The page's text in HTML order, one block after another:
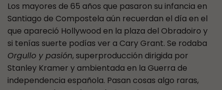
Los mayores de 65 años que pasaron su infancia en
Santiago de Compostela aún recuerdan el día en el
que apareció Hollywood en la plaza del Obradoiro y
si tenías suerte podías ver a Cary Grant. Se rodaba
Orgullo y pasión, superproducción dirigida por
Stanley Kramer y ambientada en la Guerra de
independencia española. Pasan cosas algo raras,